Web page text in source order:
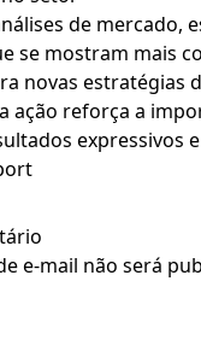
de mercado,
se mostram mais
novas estratégias
ação reforça a
expressivos
e-mail não será